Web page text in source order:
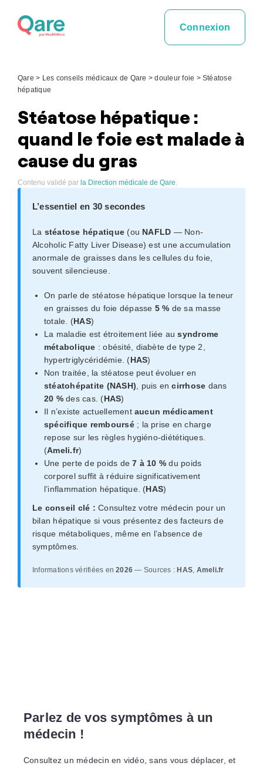
Connexion
Qare > Les conseils médicaux de Qare >douleur foie >Stéatose
hépatique
Stéatose hépatique :
quand le foie est malade à
cause du gras
Contenu validé par la Direction médicale de Qare.
L’essentiel en 30 secondes
La stéatose hépatique (ou NAFLD — Non-
Alcoholic Fatty Liver Disease) est une accumulation
anormale de graisses dans les cellules du foie,
souvent silencieuse.
On parle de stéatose hépatique lorsque la teneur
en graisses du foie dépasse 5 % de sa masse
totale. (HAS)
La maladie est étroitement liée ausyndrome
métabolique : obésité, diabète de type 2,
hypertriglycéridémie. (HAS)
Non traitée, la stéatose peut évoluer en
stéatohépatite (NASH) , puis encirrhose dans
20 %des cas. (HAS)
Il n’existe actuellement aucun médicament
spécifique remboursé; la prise en charge
repose sur les règles hygiéno-diététiques.
(Ameli.fr)
Une perte de poids de7 à 10 % du poids
corporel suffit à réduire significativement
l’inflammation hépatique. (HAS)
Le conseil clé : Consultez votre médecin pour un
bilan hépatique si vous présentez des facteurs de
risque métaboliques, même en l’absence de
symptômes.
Informations vérifiées en2026 — Sources : HAS, Ameli.fr
Parlez de vos symptômes à un
médecin !
Consultez un médecin en vidéo, sans vous déplacer, et